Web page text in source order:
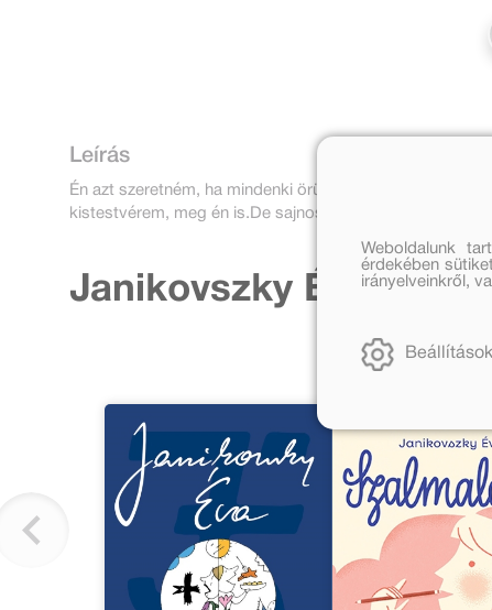
Leírás
Én azt szeretném, ha mindenki örülne: anyukám is,
kistestvérem, meg én is.De sajnos nem örül mindenki
Janikovszky Éva
Weboldalunk
érdekében
irányelveinkről,
Beállítások